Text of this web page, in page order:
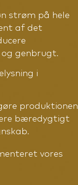
strøm på hele
af det
genbrugt.
i
produktionen
bæredygtigt
vores